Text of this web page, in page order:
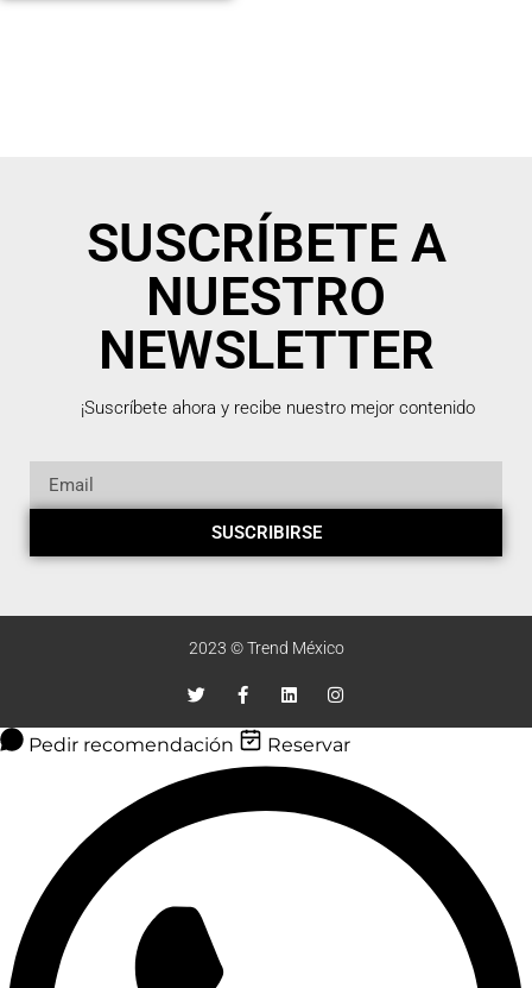
SUSCRÍBETE A
NUESTRO
NEWSLETTER
¡Suscríbete ahora y recibe nuestro mejor contenido
SUSCRIBIRSE
2023 © Trend México
Pedir recomendación Reservar